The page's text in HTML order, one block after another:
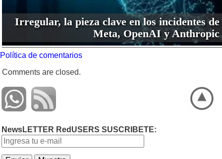
Irregular, la pieza clave en los incidentes de
Meta, OpenAI y Anthropic
Política de comentarios
Comments are closed.
NewsLETTER RedUSERS SUSCRIBETE: